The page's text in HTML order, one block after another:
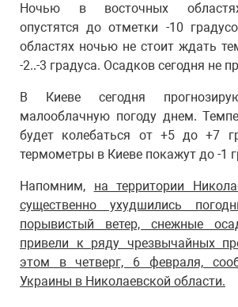
Ночью в восточных
опустятся до отметки -10
областях ночью не стоит ждать
-2..-3 градуса. Осадков сегодня не
В Киеве сегодня
малооблачную погоду днем.
будет колебаться от +5 до +7
термометры в Киеве покажут до -1
Напомним, на территории
существенно ухудшились
порывистый ветер, снежные
привели к ряду чрезвычайных
этом в четверг, 6 февраля,
Украины в Николаевской области.